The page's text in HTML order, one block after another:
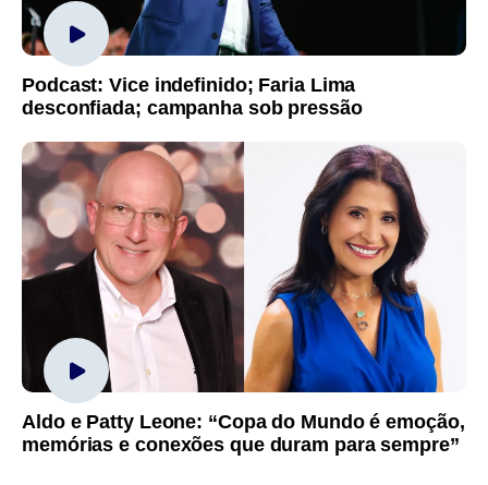
Podcast: Vice indefinido; Faria Lima
desconfiada; campanha sob pressão
Aldo e Patty Leone: “Copa do Mundo é emoção,
memórias e conexões que duram para sempre”